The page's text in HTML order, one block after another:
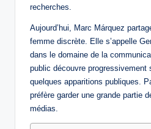
recherches.
Aujourd’hui, Marc Márquez
femme discrète. Elle s’appelle
dans le domaine de la
public découvre progressivement
quelques apparitions publiques.
préfère garder une grande partie
médias.